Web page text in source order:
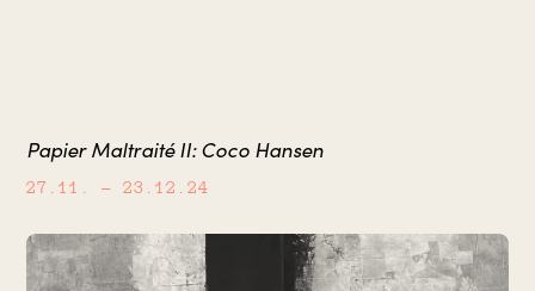
Papier Maltraité II: Coco Hansen
27.11. – 23.12.24